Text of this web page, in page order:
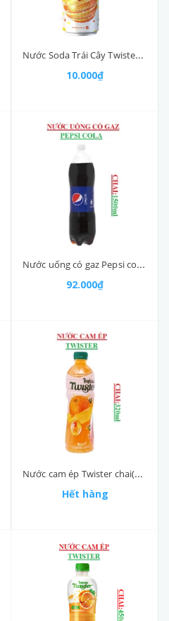
Nước Soda Trái Cây Twister Chứa Nước Ép Cam Lon (320-:-350)ml
10.000₫
Nước uống có gaz Pepsi cola chai (1500-:-1750)ml
92.000₫
Nước cam ép Twister chai(310-:-330)ml
Hết hàng